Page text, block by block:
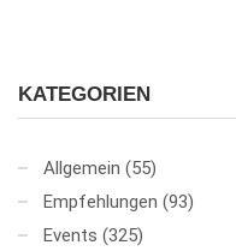
KATEGORIEN
Allgemein (55)
Empfehlungen (93)
Events (325)